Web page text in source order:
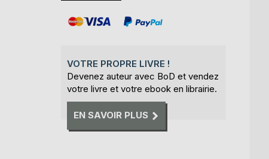
VOTRE PROPRE LIVRE !
Devenez auteur avec BoD et vendez
votre livre et votre ebook en librairie.
EN SAVOIR PLUS